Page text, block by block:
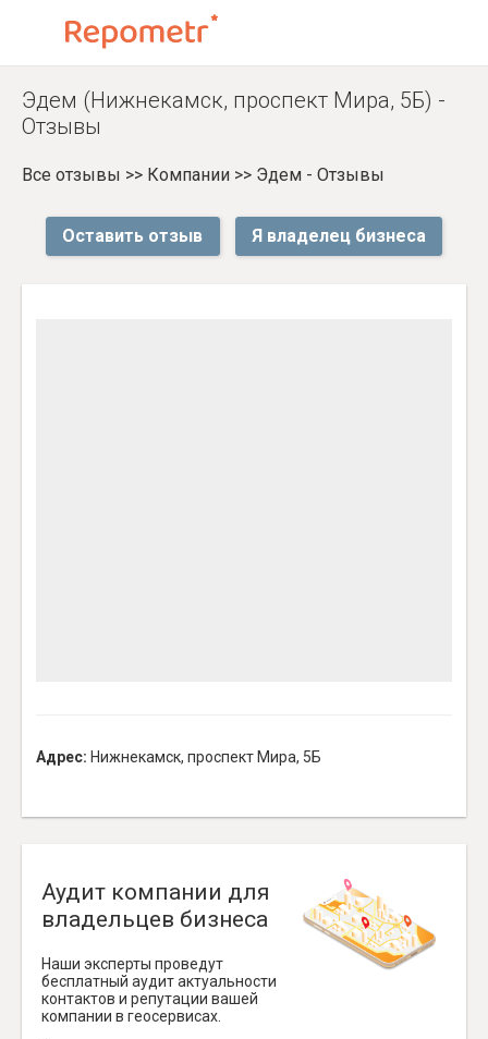
Эдем (Нижнекамск, проспект Мира, 5Б) -
Отзывы
Все отзывы >> Компании >> Эдем - Отзывы
Оставить отзыв Я владелец бизнеса
Адрес: Нижнекамск, проспект Мира, 5Б
Аудит компании для
владельцев бизнеса
Наши эксперты проведут
бесплатный аудит актуальности
контактов и репутации вашей
компании в геосервисах.